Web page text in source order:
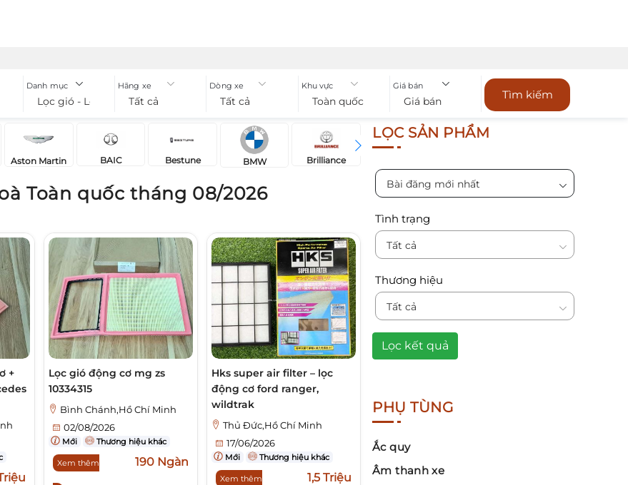
Danh mục
Lọc gió - Lọc điều hoà
Hãng xe
Tất cả
Dòng xe
Tất cả
Khu vực
Toàn quốc
Giá bán
Giá bán Tìm kiếm
Aston Martin BAIC Bestune BMW Brilliance
Toàn quốc tháng 08/2026
+
Lọc gió động cơ mg zs
10334315
Bình Chánh,Hồ Chí Minh
02/08/2026
Mới Thương hiệu khác
Xem thêm 190 Ngàn
Hks super air filter – lọc
động cơ ford ranger,
wildtrak
Thủ Đức,Hồ Chí Minh
17/06/2026
Mới Thương hiệu khác
Xem thêm 1,5 Triệu
LỌC SẢN PHẨM
Bài đăng mới nhất
Tình trạng
Tất cả
Thương hiệu
Tất cả
Lọc kết quả
PHỤ TÙNG
Ắc quy
Âm thanh xe